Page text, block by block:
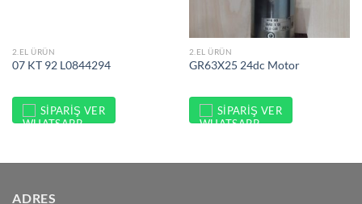
2.EL ÜRÜN
07 KT 92 L0844294
SIPARIŞ VER
2.EL ÜRÜN
GR63X25 24dc Motor
SIPARIŞ VER
ADRES